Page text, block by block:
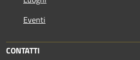
Eventi
CONTATTI